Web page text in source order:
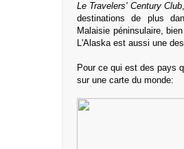
Le Travelers' Century Club
destinations de plus
Malaisie péninsulaire,
L'Alaska est aussi une
Pour ce qui est des pays
sur une carte du monde: